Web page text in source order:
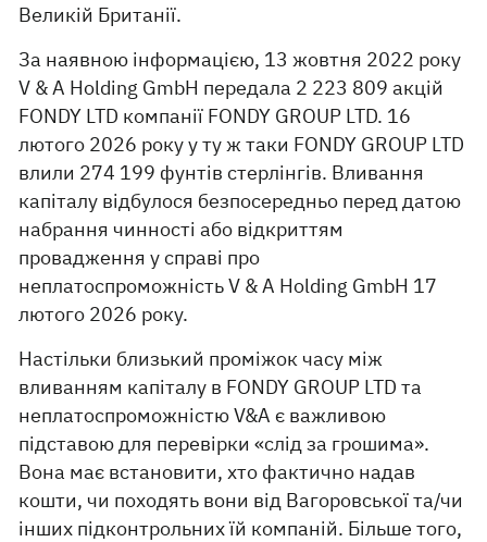
Великій Британії.
За наявною інформацією, 13 жовтня 2022 року
V & A Holding GmbH передала 2 223 809 акцій
FONDY LTD компанії FONDY GROUP LTD. 16
лютого 2026 року у ту ж таки FONDY GROUP LTD
влили 274 199 фунтів стерлінгів. Вливання
капіталу відбулося безпосередньо перед датою
набрання чинності або відкриттям
провадження у справі про
неплатоспроможність V & A Holding GmbH 17
лютого 2026 року.
Настільки близький проміжок часу між
вливанням капіталу в FONDY GROUP LTD та
неплатоспроможністю V&A є важливою
підставою для перевірки «слід за грошима».
Вона має встановити, хто фактично надав
кошти, чи походять вони від Вагоровської та/чи
інших підконтрольних їй компаній. Більше того,